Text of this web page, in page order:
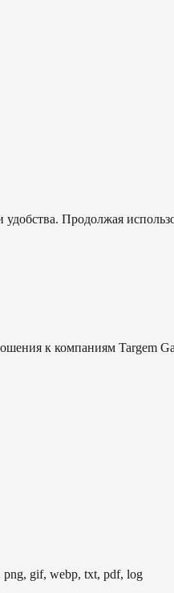
Продолжая
к компаниям Targem
gif, webp, txt, pdf, log